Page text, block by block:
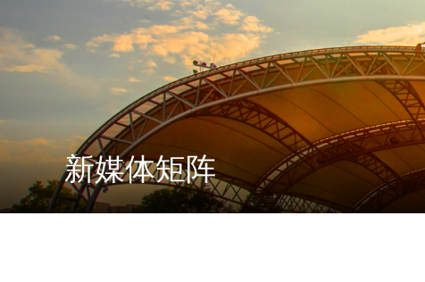
新媒体矩阵